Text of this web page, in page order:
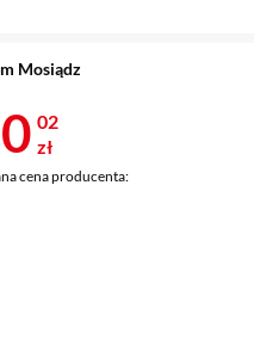
Mosiądz
600,02
02
zł
cena producenta: